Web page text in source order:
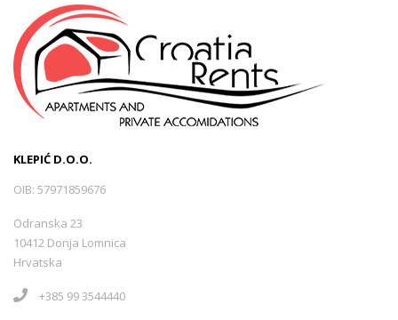
KLEPIĆ D.O.O.
OIB: 57971859676
Odranska 23
10412 Donja Lomnica
Hrvatska
+385 99 3544440